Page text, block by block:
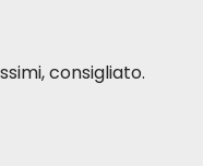
consigliato.